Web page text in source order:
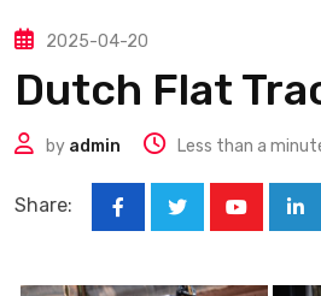
2025-04-20
Dutch Flat
by admin Less than a
Share: